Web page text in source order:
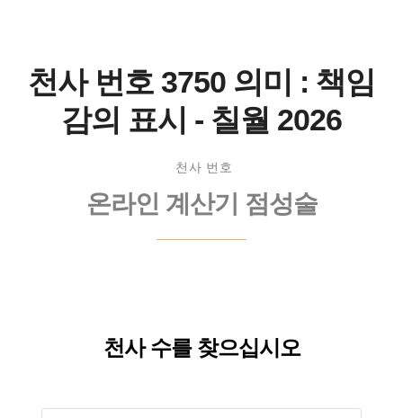
천사 번호 3750 의미 : 책임
감의 표시 - 칠월 2026
천사 번호
온라인 계산기 점성술
천사 수를 찾으십시오